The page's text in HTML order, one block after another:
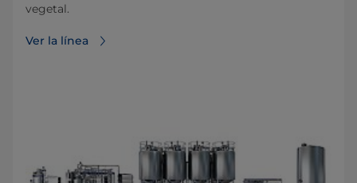
vegetal.
Ver la línea